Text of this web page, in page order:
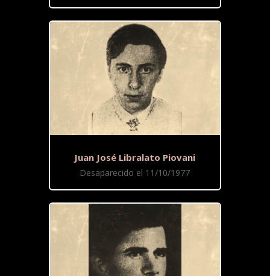
Juan José Libralato Piovani
Desaparecido el 11/10/1977